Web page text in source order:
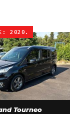
2020.
Tourneo